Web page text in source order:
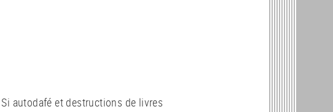
Si autodafé et destructions de livres